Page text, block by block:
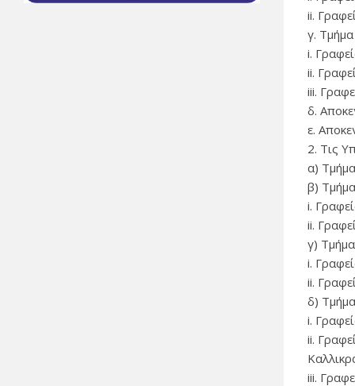
ii.
γ.
i.
ii.
iii.
δ.
ε.
2. Τις
α)
β)
i.
ii.
γ)
i.
ii.
δ)
i.
ii.
iii.